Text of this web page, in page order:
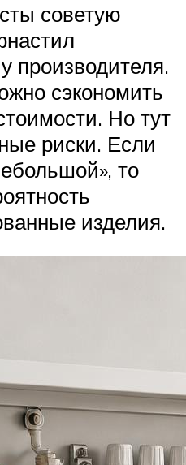
советую
производителя.
сэкономить
Но тут
риски. Если
то
изделия.